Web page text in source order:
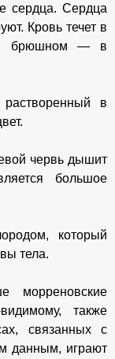
сердца. Сердца
Кровь течет в
в брюшном — в
в
червь дышит
большое
который
тела.
морреновские
также
связанных с
данным, играют